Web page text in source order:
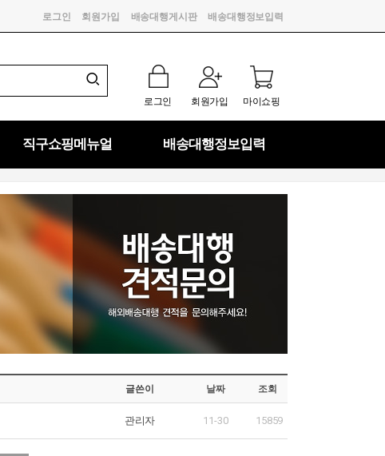
로그인 회원가입 배송대행게시판 배송대행정보입력
로그인 회원가입 마이쇼핑
직구쇼핑메뉴얼 배송대행정보입력
글쓴이 날짜 조회
관리자 11-30 15859